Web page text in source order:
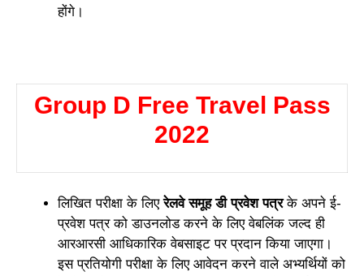
होंगे।
Group D Free Travel Pass
2022
लिखित परीक्षा के लिएरेलवे समूह डी प्रवेश पत्रके अपने ई-
प्रवेश पत्र को डाउनलोड करने के लिए वेबलिंक जल्द ही
आरआरसी आधिकारिक वेबसाइट पर प्रदान किया जाएगा।
इस प्रतियोगी परीक्षा के लिए आवेदन करने वाले अभ्यर्थियों को